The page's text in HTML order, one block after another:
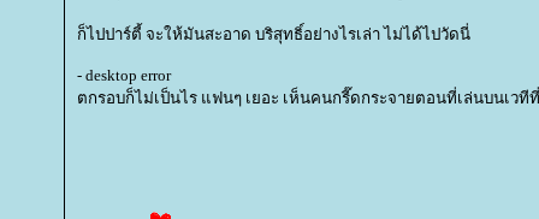
ก็ไปปาร์ตี้ จะให้มันสะอาด บริสุทธิ์อย่างไรเล่า ไม่ได้ไปวัดนี่
- desktop error
ตกรอบก็ไม่เป็นไร แฟนๆ เยอะ เห็นคนกรี๊ดกระจายตอนที่เล่นบนเวที